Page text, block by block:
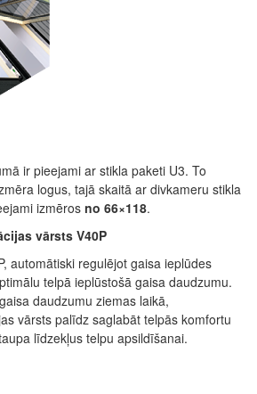
ir pieejami ar stikla paketi U3. To
logus, tajā skaitā ar divkameru stikla
izmēros no 66×118.
vārsts V40P
automātiski regulējot gaisa ieplūdes
telpā ieplūstošā gaisa daudzumu.
daudzumu ziemas laikā,
vārsts palīdz saglabāt telpās komfortu
līdzekļus telpu apsildīšanai.